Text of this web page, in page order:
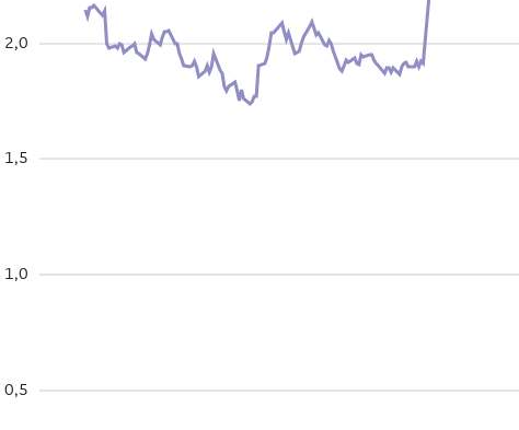
0,5
1,0
1,5
2,0